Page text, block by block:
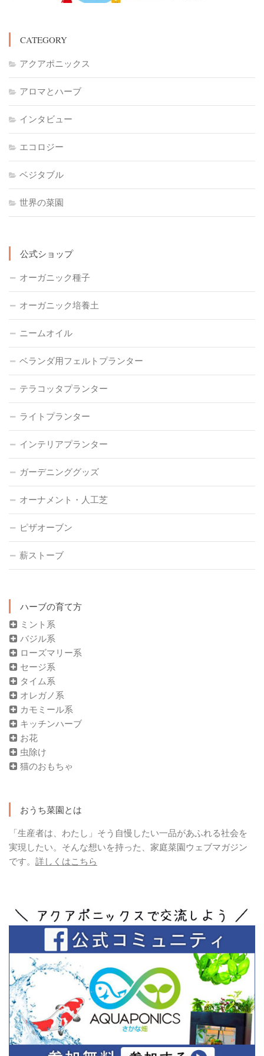
CATEGORY
アクアポニックス
アロマとハーブ
インタビュー
エコロジー
ベジタブル
世界の菜園
公式ショップ
オーガニック種子
オーガニック培養土
ニームオイル
ベランダ用フェルトプランター
テラコッタプランター
ライトプランター
インテリアプランター
ガーデニンググッズ
オーナメント・人工芝
ピザオーブン
薪ストーブ
ハーブの育て方
ミント系
バジル系
ローズマリー系
セージ系
タイム系
オレガノ系
カモミール系
キッチンハーブ
お花
虫除け
猫のおもちゃ
おうち菜園とは
「生産者は、わたし」そう自慢したい一品があふれる社会を
実現したい。そんな想いを持った、家庭菜園ウェブマガジン
です。 詳しくはこちら